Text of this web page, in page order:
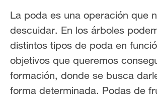
La poda es una operación que
descuidar. En los árboles
distintos tipos de poda en
objetivos que queremos
formación, donde se busca
forma determinada. Podas de